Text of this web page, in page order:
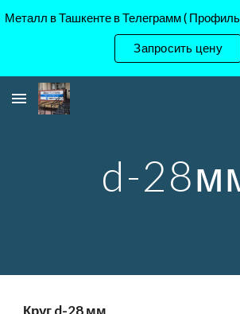
Запросить цену
d-
Круг d-28 мм